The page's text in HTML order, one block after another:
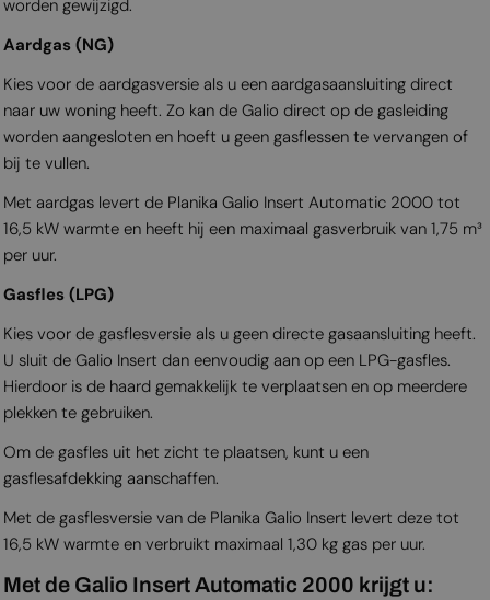
worden gewijzigd.
Aardgas (NG)
Kies voor de aardgasversie als u een aardgasaansluiting direct
naar uw woning heeft. Zo kan de Galio direct op de gasleiding
worden aangesloten en hoeft u geen gasflessen te vervangen of
bij te vullen.
Met aardgas levert de Planika Galio Insert Automatic 2000 tot
16,5 kW warmte en heeft hij een maximaal gasverbruik van 1,75 m³
per uur.
Gasfles (LPG)
Kies voor de gasflesversie als u geen directe gasaansluiting heeft.
U sluit de Galio Insert dan eenvoudig aan op een LPG-gasfles.
Hierdoor is de haard gemakkelijk te verplaatsen en op meerdere
plekken te gebruiken.
Om de gasfles uit het zicht te plaatsen, kunt u een
gasflesafdekking aanschaffen.
Met de gasflesversie van de Planika Galio Insert levert deze tot
16,5 kW warmte en verbruikt maximaal 1,30 kg gas per uur.
Met de Galio Insert Automatic 2000 krijgt u: